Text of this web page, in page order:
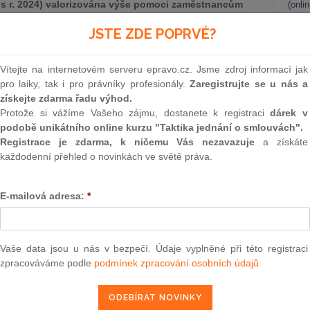
r. 2024) valorizována výše pomoci zaměstnancům
po mnoha letech předtím v zásadě nikoliv výrazně
novelizovaného zákona, došlo vloni (k 1. 7. 2023) ke
výše pomoci. Obojí nyní souhrnně stručně
výše pomoci je klíčový - rozhodující den, kdy
řízení vůči zaměstnavateli, nikoliv jen, kdy byl
písm. c) aktuálního znění zákona č.118/2000Sb.)
v
splatné mzdové nároky zaměstnanců, a to
moratorium před zahájením insolvenčního řízení,
oznámeno zahájení insolvenčního řízení příslušným
zaměstnavatele také dnem, od kterého je
v jiném členském státě Evropské unie podle přímo
JSTE ZDE POPRVÉ?
Vítejte na internetovém serveru epravo.cz. Jsme zdroj informací jak
pro laiky, tak i pro právníky profesionály.Zaregistrujte se u nás a
získejte zdarma řadu výhod.
Protože si vážíme Vašeho zájmu, dostanete k registracidárek v
podobě unikátního online kurzu "Taktika jednání o smlouvách".
Registrace je zdarma, k ničemu Vás nezavazuje a získáte
každodenní přehled o novinkách ve světě práva.
E-mailová adresa: *
Vaše data jsou u nás v bezpečí. Údaje vyplněné při této registraci
zpracováváme podle podmínek zpracování osobních údajů